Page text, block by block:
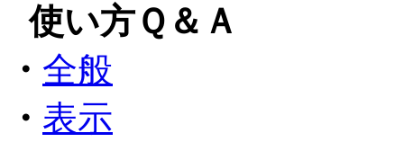
●使い方Ｑ＆Ａ
・ 全般
・ 表示